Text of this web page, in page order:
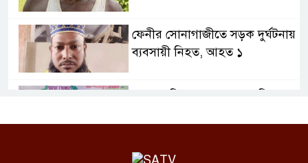
ফেনীর সোনাগাজীতে সড়ক দুর্ঘটনায়
ব্যবসায়ী নিহত, আহত ১
ভারত থেকে শেখ হাসিনার বক্তব্যে